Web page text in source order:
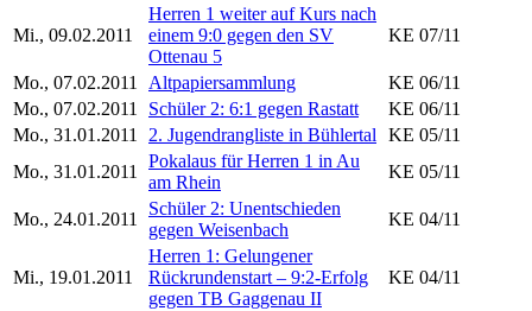
Mi., 09.02.2011
Herren 1 weiter auf Kurs nach
einem 9:0 gegen den SV
Ottenau 5
KE 07/11
Mo., 07.02.2011 Altpapiersammlung
KE 06/11
Mo., 07.02.2011
Schüler 2: 6:1 gegen Rastatt
KE 06/11
Mo., 31.01.2011
2. Jugendrangliste in Bühlertal
KE 05/11
Mo., 31.01.2011
Pokalaus für Herren 1 in Au
am Rhein
KE 05/11
Mo., 24.01.2011
Schüler 2: Unentschieden
gegen Weisenbach
KE 04/11
Mi., 19.01.2011
Herren 1: Gelungener
Rückrundenstart – 9:2-Erfolg
gegen TB Gaggenau II
KE 04/11